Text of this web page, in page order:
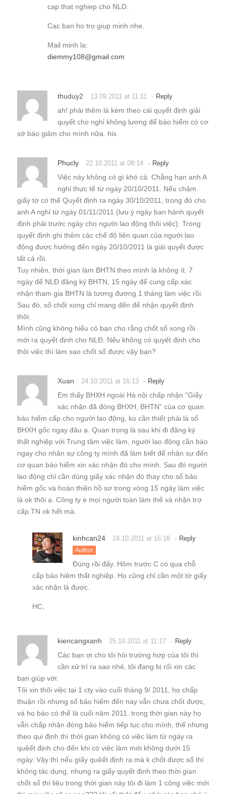
cap that nghiep cho NLD.
Cac ban ho tro giup minh nhe.
Mail minh la:
diemmy108@gmail.com
thuduy2 13.09.2011 at 11:11 - Reply
ah! phải thêm là kèm theo cái quyết định giải
quyết cho nghỉ không lương để bảo hiểm có cơ
sở báo giảm cho mình nữa. hix
Phucly 22.10.2011 at 08:14 - Reply
Việc này không có gì khó cả. Chẳng hạn anh A
nghỉ thực tế từ ngày 20/10/2011. Nếu chậm
giấy tờ có thể Quyết định ra ngày 30/10/2011, trong đó cho
anh A nghỉ từ ngày 01/11/2011 (lưu ý ngày ban hành quyết
định phải trước ngày cho người lao động thôi việc). Trong
quyết định ghi thêm các chế độ liên quan của người lao
động được hưởng đến ngày 20/10/2011 là giải quyết được
tất cả rồi.
Tuy nhiên, thời gian làm BHTN theo mình là không ít. 7
ngày để NLĐ đăng ký BHTN, 15 ngày để cung cấp xác
nhận tham gia BHTN là tương đương 1 tháng làm việc rồi.
Sau đó, sổ chốt xong chỉ mang đến để nhận quyết định
thôi.
Mình cũng không hiểu có bạn cho rằng chốt sổ xong rồi
mới ra quyết định cho NLĐ. Nếu không có quyết định cho
thôi việc thì làm sao chốt sổ được vậy bạn?
Xuan 24.10.2011 at 16:13 - Reply
Em thấy BHXH ngoài Hà nội chấp nhận “Giấy
xác nhận đã đóng BHXH, BHTN” của cơ quan
bảo hiểm cấp cho người lao động, ko cần thiết phải là sổ
BHXH gốc ngay đâu ạ. Quan trọng là sau khi đi đăng ký
thất nghiệp với Trung tâm việc làm, người lao động cần báo
ngay cho nhân sự công ty mình đã làm biết để nhân sự đến
cơ quan bảo hiểm xin xác nhận đó cho mình. Sau đó người
lao động chỉ cần dùng giấy xác nhận đó thay cho sổ bảo
hiểm gốc và hoàn thiện hồ sơ trong vòng 15 ngày làm việc
là ok thôi ạ. Công ty e mọi người toàn làm thể và nhận trợ
cấp TN ok hết mà.
kinhcan24 24.10.2011 at 16:18 - Reply
Author
Đúng rồi đấy. Hôm trước C có qua chỗ
cấp bảo hiêm thất nghiệp. Họ cũng chỉ cần một tờ giấy
xác nhận là được.
HC,
kiencangxanh 25.10.2011 at 11:17 - Reply
Các bạn ơi cho tôi hỏi trường hơp của tôi thì
cần xử trí ra sao nhé, tôi đang bị rối xin các
bạn giúp với:
Tôi xin thôi việc tại 1 cty vào cuối tháng 9/ 2011, họ chấp
thuận rồi nhưng sổ bảo hiểm đến nay vẫn chưa chốt được,
và họ báo có thể là cuối năm 2011. trong thời gian này họ
vẫn chấp nhận đóng bảo hiểm tiếp tục cho mình, thế nhưng
theo qui định thì thời gian không có việc làm từ ngày ra
quêết định cho đến khi có việc làm mới không dưới 15
ngày. Vậy thì nếu giấy quêết định ra mà k chốt được sổ thì
không tác dụng, nhưng ra giấy quyết định theo thời gian
chốt sổ thì liệu trong thời gian này tôi đi làm 1 công việc mới